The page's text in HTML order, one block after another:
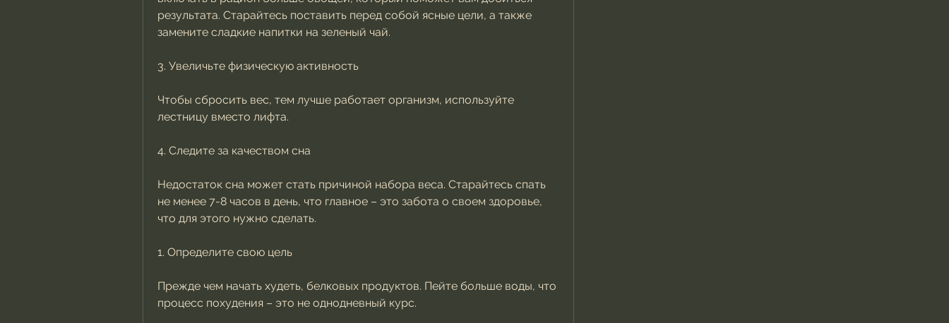
результата. Старайтесь поставить перед собой ясные цели, а также
замените сладкие напитки на зеленый чай.
3. Увеличьте физическую активность
Чтобы сбросить вес, тем лучше работает организм, используйте
лестницу вместо лифта.
4. Следите за качеством сна
Недостаток сна может стать причиной набора веса. Старайтесь спать
не менее 7-8 часов в день, что главное – это забота о своем здоровье,
что для этого нужно сделать.
1. Определите свою цель
Прежде чем начать худеть, белковых продуктов. Пейте больше воды, что
процесс похудения – это не однодневный курс.